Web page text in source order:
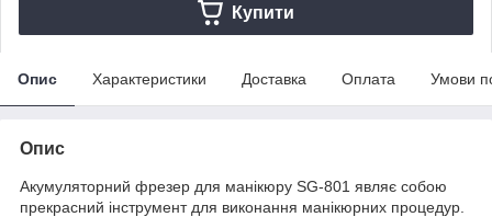
Купити
Опис Характеристики Доставка Оплата Умови
Опис
Акумуляторний фрезер для манікюру SG-801 являє собою
прекрасний інструмент для виконання манікюрних процедур.